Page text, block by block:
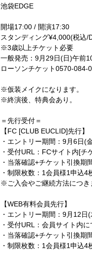
池袋EDGE
開場17:00 / 開演17:30
スタンディング¥4,000(税込/
※3歳以上チケット必要
一般発売：9月29日(日)午前
ローソンチケット0570-084-
※仮装メイクになります。
※終演後、特典会あり。
＝先行受付＝
【FC [CLUB EUCLID]先行】
・エントリー期間：9月6日(
・受付URL：FCサイト内[チ
・当落確認+チケット引換
・制限枚数：1会員様1申込4
※ご入会やご継続方法につ
【WEB有料会員先行】
・エントリー期間：9月12
・受付URL：会員サイト内
・当落確認+チケット引換
・制限枚数：1会員様1申込4